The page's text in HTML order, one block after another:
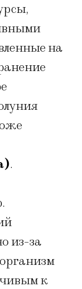
на
.
из-за
к